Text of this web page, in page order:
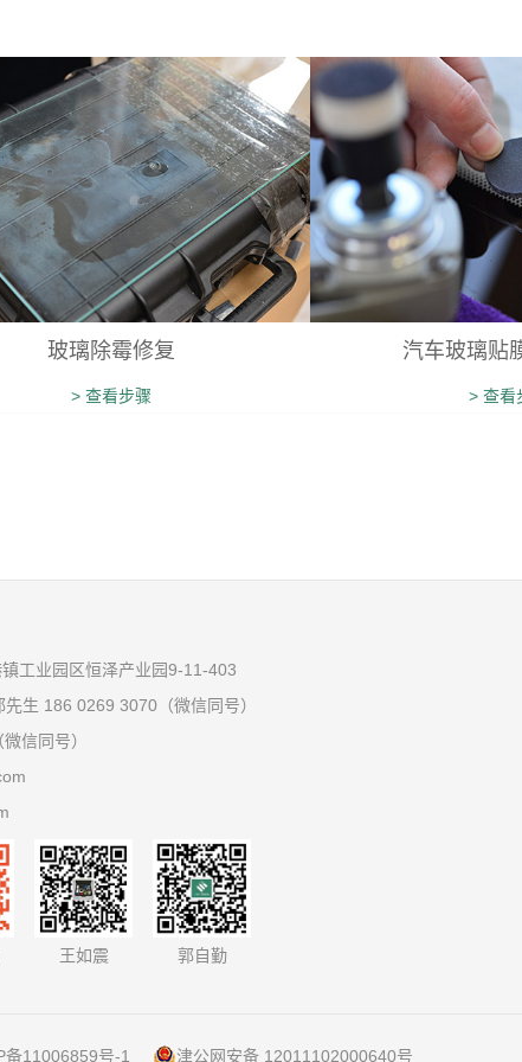
玻璃除霉修复
> 查看步骤
汽车玻璃贴
> 查看
工业园区恒泽产业园9-11-403
生 186 0269 3070（微信同号）
信同号）
王如震 郭自勤
备11006859号-1 津公网安备 12011102000640号